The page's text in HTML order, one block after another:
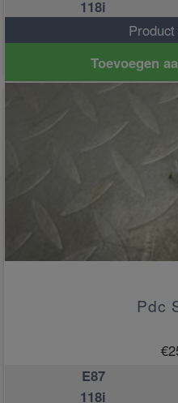
118i
Toevoegen
Pdc
€
E87
118i